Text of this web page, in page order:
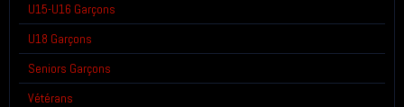
U15-U16 Garçons
U18 Garçons
Seniors Garçons
Vétérans